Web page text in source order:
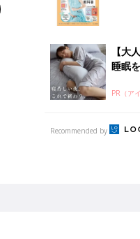
【大
睡眠
PR（ア
Recommended by